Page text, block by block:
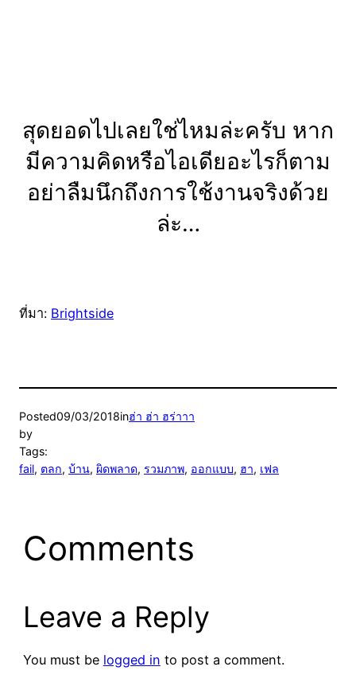
สุดยอดไปเลยใช่ไหมล่ะครับ หาก
มีความคิดหรือไอเดียอะไรก็ตาม
อย่าลืมนึกถึงการใช้งานจริงด้วย
ล่ะ…
ที่มา: Brightside
Posted09/03/2018inฮ่า ฮ่า ฮร่าาา
by
Tags:
fail, ตลก, บ้าน, ผิดพลาด, รวมภาพ, ออกแบบ, ฮา, เฟล
Comments
Leave a Reply
You must be logged in to post a comment.